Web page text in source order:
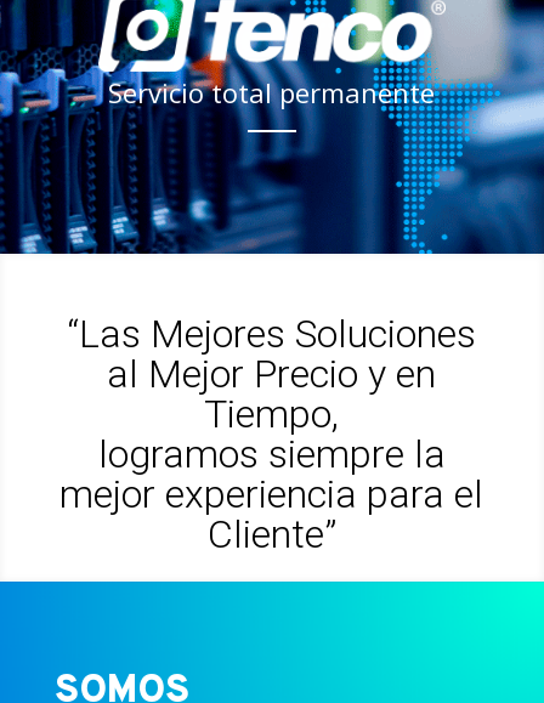
Integración total de sistemas
“Las Mejores Soluciones
al Mejor Precio y en
Tiempo,
logramos siempre la
mejor experiencia para el
Cliente”
SOMOS